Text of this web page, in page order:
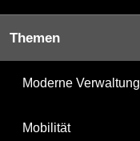
Themen
Moderne Verwaltung
Mobilität